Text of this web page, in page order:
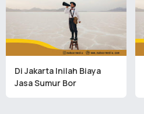
Di Jakarta Inilah Biaya
Jasa Sumur Bor